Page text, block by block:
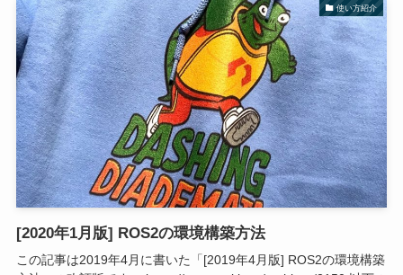
使い方紹介
[2020年1月版] ROS2の環境構築方法
この記事は2019年4月に書いた「[2019年4月版] ROS2の環境構築